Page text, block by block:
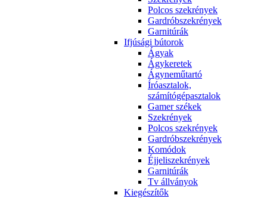
Polcos szekrények
Gardróbszekrények
Garnitúrák
Ifjúsági bútorok
Ágyak
Ágykeretek
Ágyneműtartó
Íróasztalok,
számítógépasztalok
Gamer székek
Szekrények
Polcos szekrények
Gardróbszekrények
Komódok
Éjjeliszekrények
Garnitúrák
Tv állványok
Kiegészítők